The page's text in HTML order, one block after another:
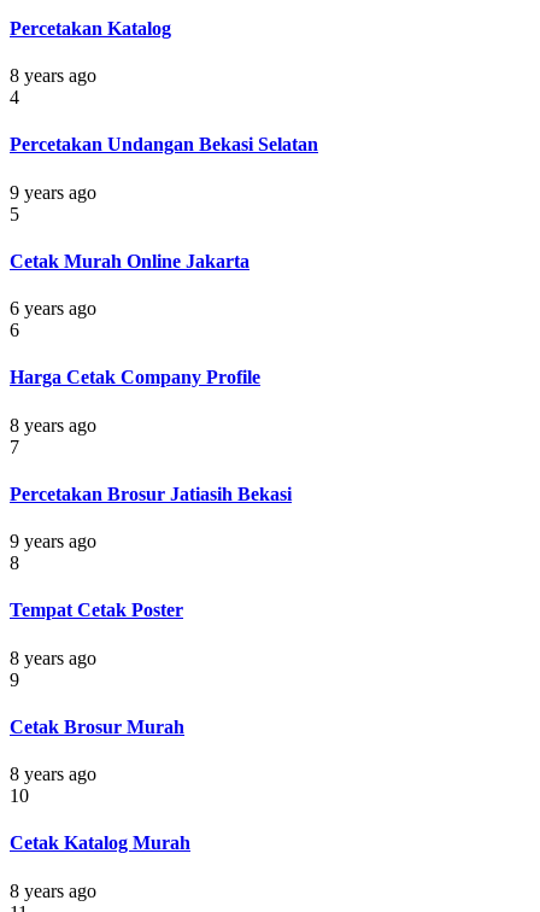
Percetakan Katalog
8 years ago
4
Percetakan Undangan Bekasi Selatan
9 years ago
5
Cetak Murah Online Jakarta
6 years ago
6
Harga Cetak Company Profile
8 years ago
7
Percetakan Brosur Jatiasih Bekasi
9 years ago
8
Tempat Cetak Poster
8 years ago
9
Cetak Brosur Murah
8 years ago
10
Cetak Katalog Murah
8 years ago